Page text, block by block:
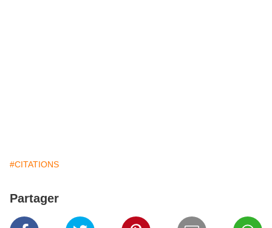
#CITATIONS
Partager